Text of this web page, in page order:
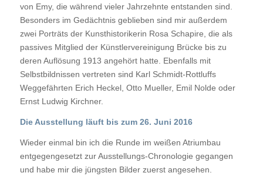
von Emy, die während vieler Jahrzehnte entstanden sind.
Besonders im Gedächtnis geblieben sind mir außerdem
zwei Porträts der Kunsthistorikerin Rosa Schapire, die als
passives Mitglied der Künstlervereinigung Brücke bis zu
deren Auflösung 1913 angehört hatte. Ebenfalls mit
Selbstbildnissen vertreten sind Karl Schmidt-Rottluffs
Weggefährten Erich Heckel, Otto Mueller, Emil Nolde oder
Ernst Ludwig Kirchner.
Die Ausstellung läuft bis zum 26. Juni 2016
Wieder einmal bin ich die Runde im weißen Atriumbau
entgegengesetzt zur Ausstellungs-Chronologie gegangen
und habe mir die jüngsten Bilder zuerst angesehen.